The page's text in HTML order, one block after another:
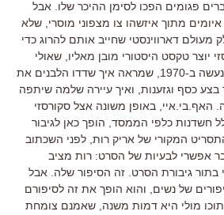
פגומים הפכו לסימן ההיכר שלו
אבל
מתוך איזשהו צו מצפוני מוסרי שלא
מעולם דארווינסטי שחייב אותם להרוג כדי
יוצר טקסט היסטורי מובן מאליו שאולי
ב-1970,
שמראה איך שדדו הלבנים את
בצע כסף וגזענות ואיך עיירה שלמה שיתפה
האף בי איי באופן משונה אצל סקורסזי
חשדנות כלפי הממסד הופך כאן לגיבור
המקורי של אריק רות, לפני השכתוב
אפשרי לבעיות של הסרט: רות מציב
בתור גיבורת הסרט. זה הסיפור שלה. אבל
של נשים, והוא הופך את זה לסיפורם
מולי היא דמות משנה, שאמנם צומחת